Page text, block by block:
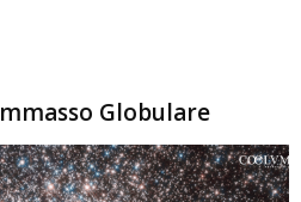
Globulare